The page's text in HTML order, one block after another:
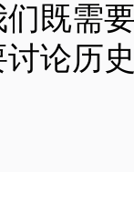
既需
论历